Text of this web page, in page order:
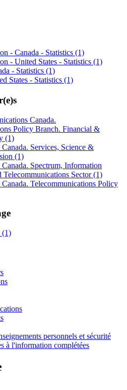
- Canada - Statistics (1)
- United States - Statistics (1)
- Statistics (1)
States - Statistics (1)
Canada.
Policy Branch. Financial &
(1)
Services, Science &
(1)
Spectrum, Information
Telecommunications Sector(1)
Telecommunications Policy
(1)
personnels et sécurité
à l'information complétées